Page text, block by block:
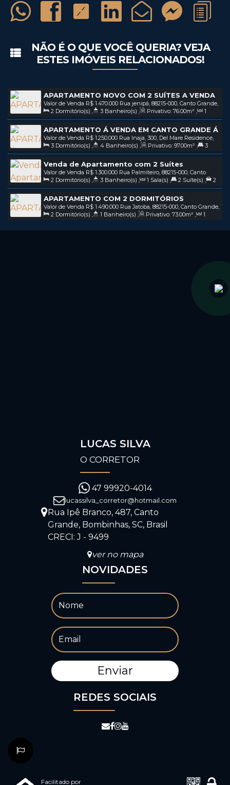
NÃO É O QUE VOCÊ QUERIA? VEJA
ESTES IMÓVEIS RELACIONADOS!
APARTAMENTO NOVO COM 2 SUÍTES A VENDA
NA PRAIA DE CANTO GRANDE MAR DE FORA EM
BOMBINHAS SC / COD: V288
R$ 1.470.000
Valor de Venda
Rua jenipá, 88215-000, Canto Grande,
Bombinhas, Santa Catarina, Brasil
2 Dormitório(s) 3 Banheiro(s) Privativo: 76.00m²
1
Sala(s) , 2 Suíte(s) , 2 Vaga(s) , 150mDistância do Mar
APARTAMENTO Á VENDA EM CANTO GRANDE Á
250 METROS DO MAR EM BOMBINHAS | SC
R$ 1.250.000
Valor de Venda
Rua Inaja, 300, Del Mare Residence,
88215-000, Canto Grande, Bombinhas, Santa Catarina, Brasil
3 Dormitório(s) 4 Banheiro(s) Privativo: 97.00m²
3
Suíte(s) , 2 Vaga(s)
Venda de Apartamento com 2 Suítes
Mobiliado Na Praia de Canto Grande em
Bombinhas SC / COD: V330
R$ 1.300.000
Valor de Venda
Rua Palmiteiro, 88215-000, Canto
Grande, Bombinhas, Santa Catarina, Brasil
2 Dormitório(s) 3 Banheiro(s) 1 Sala(s) 2 Suíte(s)
2
Vaga(s) , 120mDistância do Mar
APARTAMENTO COM 2 DORMITÓRIOS
MOBILIADO A VENDA EM CANTO GRANDE EM
BOMBINHAS SC / COD: V336
R$ 1.490.000
Valor de Venda
Rua Jatoba, 88215-000, Canto Grande,
Bombinhas, Santa Catarina, Brasil
2 Dormitório(s) 1 Banheiro(s) Privativo: 73.00m²
1
LUCAS SILVA
O CORRETOR
47 99920-4014
lucassilva_corretor@hotmail.com
Rua Ipê Branco, 487, Canto
Grande, Bombinhas, SC, Brasil
CRECI: J - 9499
ver no mapa
NOVIDADES
REDES SOCIAIS
Facilitado por